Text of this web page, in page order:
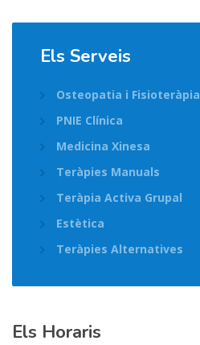
Els Serveis
Osteopatia i Fisioteràpia
PNIE Clínica
Medicina Xinesa
Teràpies Manuals
Teràpia Activa Grupal
Estètica
Teràpies Alternatives
Els Horaris